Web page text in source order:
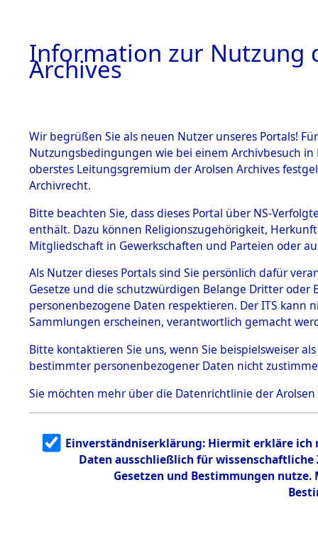
BESTÄNDE
1.
mente
5. Verschiedenes
5.3
Todesmärsche
5.3.1 Alliierte
Erhebungen
zu
Todesmärsch
en
5.3.2
g
5.3.3
Todesmärsch
→0003
Information zur Nutzung
Archives
Wir begrüßen Sie als neuen Nutzer unseres Portals!
Nutzungsbedingungen wie bei einem Archivbesuch
oberstes Leitungsgremium der Arolsen Archives
Archivrecht.
Bitte beachten Sie, dass dieses Portal über NS-
enthält. Dazu können Religionszugehörigkeit,
Mitgliedschaft in Gewerkschaften und Parteien oder
Als Nutzer dieses Portals sind Sie persönlich dafür
Gesetze und die schutzwürdigen Belange Dritter
personenbezogene Daten respektieren. Der ITS
Sammlungen erscheinen, verantwortlich gemacht
Bitte kontaktieren Sie uns, wenn Sie beispielsweiser
bestimmter personenbezogener Daten nicht
Sie möchten mehr über die Datenrichtlinie der Arolsen
Einverständniserklärung: Hiermit erkläre ich
Daten ausschließlich für
Gesetzen und Bestimmungen